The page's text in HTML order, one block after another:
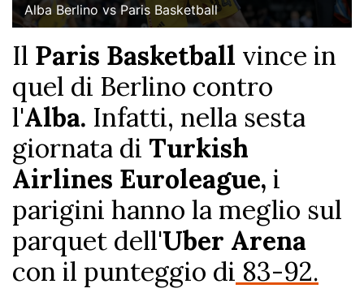
Alba Berlino vs Paris Basketball
Il Paris Basketball vince in
quel di Berlino contro
l'Alba. Infatti, nella sesta
giornata di Turkish
Airlines Euroleague, i
parigini hanno la meglio sul
parquet dell'Uber Arena
con il punteggio di 83-92.